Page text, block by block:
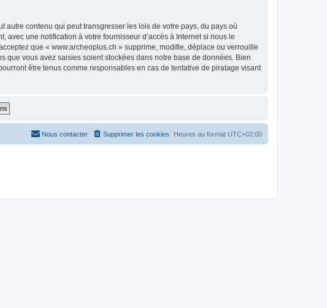
contenu qui peut transgresser les lois de votre pays, du pays où
une notification à votre fournisseur d’accès à Internet si nous le
que « www.archeoplus.ch » supprime, modifie, déplace ou verrouille
que vous avez saisies soient stockées dans notre base de données. Bien
être tenus comme responsables en cas de tentative de piratage visant
Heures au format UTC+02:00
Supprimer les cookies
Nous contacter